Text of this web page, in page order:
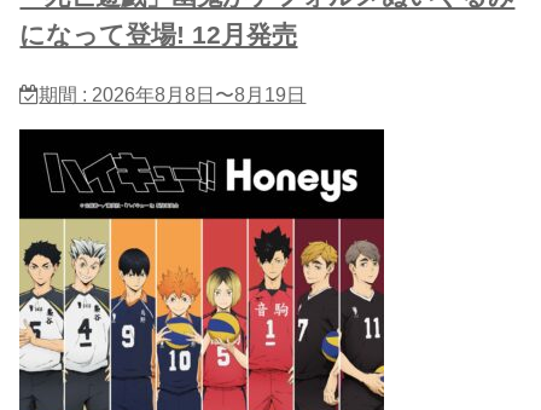
になって登場! 12月発売
期間 : 2026年8月8日〜8月19日